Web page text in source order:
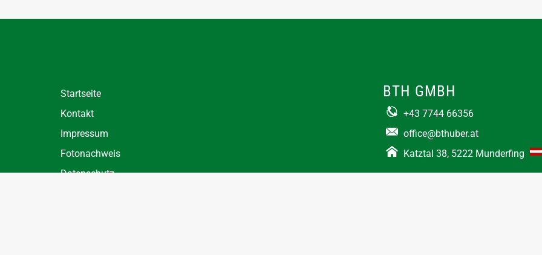
Startseite
Kontakt
Impressum
Fotonachweis
Datenschutz
BTH GMBH
+43 7744 66356
office@bthuber.at​
Katztal 38, 5222 Munderfing